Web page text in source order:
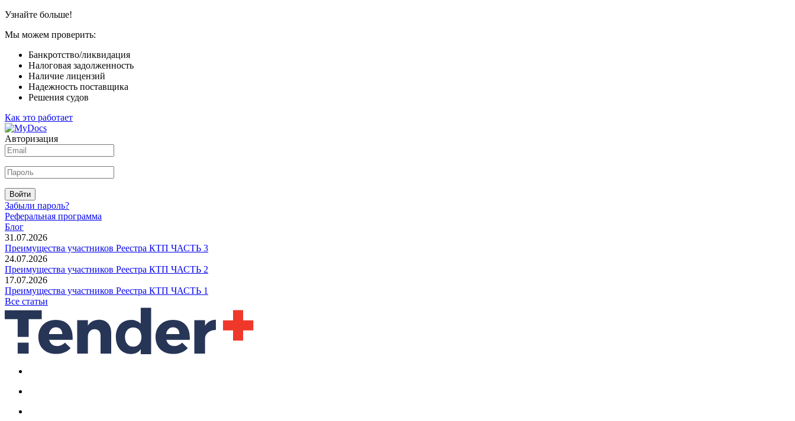
Узнайте больше!
Мы можем проверить:
Банкротство/ликвидация
Налоговая задолженность
Наличие лицензий
Надежность поставщика
Решения судов
Как это работает
Авторизация
Войти
Забыли пароль?
Реферальная программа
Блог
31.07.2026
Преимущества участников Реестра КТП ЧАСТЬ 3
24.07.2026
Преимущества участников Реестра КТП ЧАСТЬ 2
17.07.2026
Преимущества участников Реестра КТП ЧАСТЬ 1
Все статьи